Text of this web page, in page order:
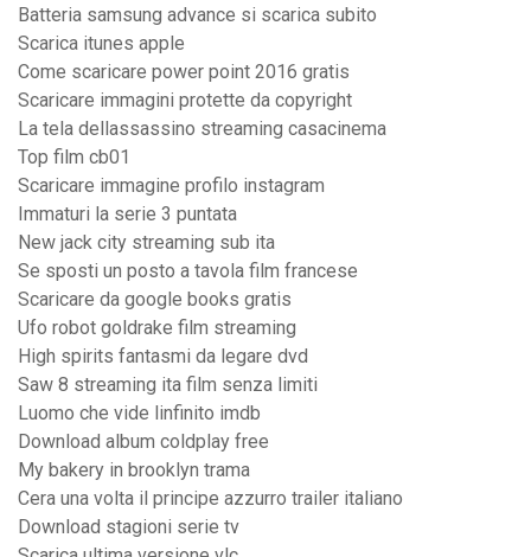
Batteria samsung advance si scarica subito
Scarica itunes apple
Come scaricare power point 2016 gratis
Scaricare immagini protette da copyright
La tela dellassassino streaming casacinema
Top film cb01
Scaricare immagine profilo instagram
Immaturi la serie 3 puntata
New jack city streaming sub ita
Se sposti un posto a tavola film francese
Scaricare da google books gratis
Ufo robot goldrake film streaming
High spirits fantasmi da legare dvd
Saw 8 streaming ita film senza limiti
Luomo che vide linfinito imdb
Download album coldplay free
My bakery in brooklyn trama
Cera una volta il principe azzurro trailer italiano
Download stagioni serie tv